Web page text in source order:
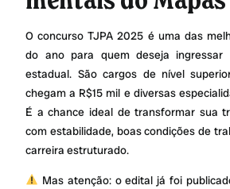
O concurso TJPA 2025 é uma das
do ano para quem deseja ingressar
estadual. São cargos de nível
chegam a R$15 mil e diversas
É a chance ideal de transformar sua
com estabilidade, boas condições de
carreira estruturado.
Mas atenção: o edital já foi